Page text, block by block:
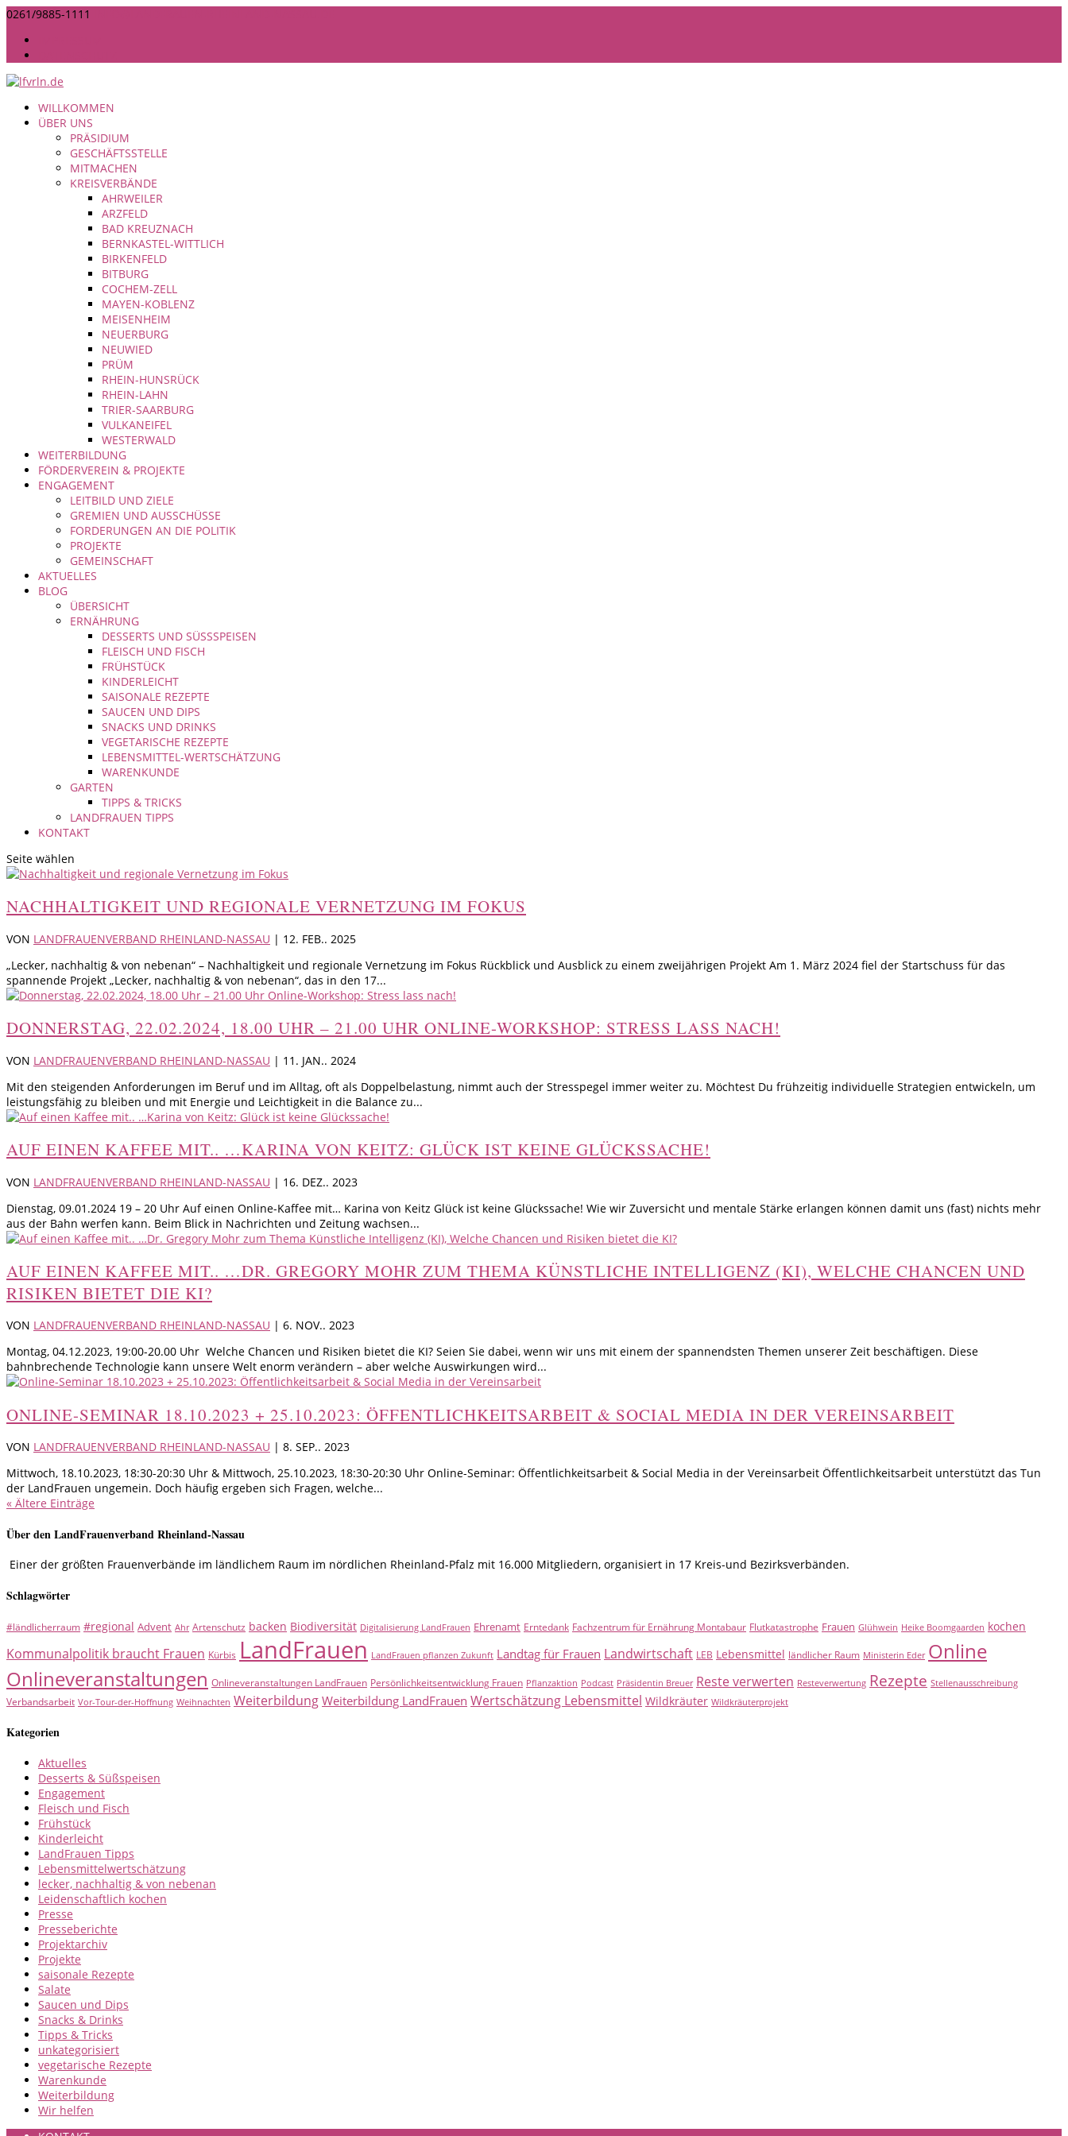
0261/9885-1111
WILLKOMMEN
ÜBER UNS
PRÄSIDIUM
GESCHÄFTSSTELLE
MITMACHEN
KREISVERBÄNDE
AHRWEILER
ARZFELD
BAD KREUZNACH
BERNKASTEL-WITTLICH
BIRKENFELD
BITBURG
COCHEM-ZELL
MAYEN-KOBLENZ
MEISENHEIM
NEUERBURG
NEUWIED
PRÜM
RHEIN-HUNSRÜCK
RHEIN-LAHN
TRIER-SAARBURG
VULKANEIFEL
WESTERWALD
WEITERBILDUNG
FÖRDERVEREIN & PROJEKTE
ENGAGEMENT
LEITBILD UND ZIELE
GREMIEN UND AUSSCHÜSSE
FORDERUNGEN AN DIE POLITIK
PROJEKTE
GEMEINSCHAFT
AKTUELLES
BLOG
ÜBERSICHT
ERNÄHRUNG
DESSERTS UND SÜSSSPEISEN
FLEISCH UND FISCH
FRÜHSTÜCK
KINDERLEICHT
SAISONALE REZEPTE
SAUCEN UND DIPS
SNACKS UND DRINKS
VEGETARISCHE REZEPTE
LEBENSMITTEL-WERTSCHÄTZUNG
WARENKUNDE
GARTEN
TIPPS & TRICKS
LANDFRAUEN TIPPS
KONTAKT
Seite wählen
NACHHALTIGKEIT UND REGIONALE VERNETZUNG IM FOKUS
VON LANDFRAUENVERBAND RHEINLAND-NASSAU | 12. FEB.. 2025
„Lecker, nachhaltig & von nebenan“ – Nachhaltigkeit und regionale Vernetzung im Fokus Rückblick und Ausblick zu einem zweijährigen Projekt Am 1. März 2024 fiel der Startschuss für das
spannende Projekt „Lecker, nachhaltig & von nebenan“, das in den 17...
DONNERSTAG, 22.02.2024, 18.00 UHR – 21.00 UHR ONLINE-WORKSHOP: STRESS LASS NACH!
VON LANDFRAUENVERBAND RHEINLAND-NASSAU | 11. JAN.. 2024
Mit den steigenden Anforderungen im Beruf und im Alltag, oft als Doppelbelastung, nimmt auch der Stresspegel immer weiter zu. Möchtest Du frühzeitig individuelle Strategien entwickeln, um
leistungsfähig zu bleiben und mit Energie und Leichtigkeit in die Balance zu...
AUF EINEN KAFFEE MIT.. …KARINA VON KEITZ: GLÜCK IST KEINE GLÜCKSSACHE!
VON LANDFRAUENVERBAND RHEINLAND-NASSAU | 16. DEZ.. 2023
Dienstag, 09.01.2024 19 – 20 Uhr Auf einen Online-Kaffee mit… Karina von Keitz Glück ist keine Glückssache! Wie wir Zuversicht und mentale Stärke erlangen können damit uns (fast) nichts mehr
aus der Bahn werfen kann. Beim Blick in Nachrichten und Zeitung wachsen...
AUF EINEN KAFFEE MIT.. …DR. GREGORY MOHR ZUM THEMA KÜNSTLICHE INTELLIGENZ (KI), WELCHE CHANCEN UND
RISIKEN BIETET DIE KI?
VON LANDFRAUENVERBAND RHEINLAND-NASSAU | 6. NOV.. 2023
Montag, 04.12.2023, 19:00-20.00 Uhr Welche Chancen und Risiken bietet die KI? Seien Sie dabei, wenn wir uns mit einem der spannendsten Themen unserer Zeit beschäftigen. Diese
bahnbrechende Technologie kann unsere Welt enorm verändern – aber welche Auswirkungen wird...
ONLINE-SEMINAR 18.10.2023 + 25.10.2023: ÖFFENTLICHKEITSARBEIT & SOCIAL MEDIA IN DER VEREINSARBEIT
VON LANDFRAUENVERBAND RHEINLAND-NASSAU | 8. SEP.. 2023
Mittwoch, 18.10.2023, 18:30-20:30 Uhr & Mittwoch, 25.10.2023, 18:30-20:30 Uhr Online-Seminar: Öffentlichkeitsarbeit & Social Media in der Vereinsarbeit Öffentlichkeitsarbeit unterstützt das Tun
der LandFrauen ungemein. Doch häufig ergeben sich Fragen, welche...
« Ältere Einträge
Über den LandFrauenverband Rheinland-Nassau
Einer der größten Frauenverbände im ländlichem Raum im nördlichen Rheinland-Pfalz mit 16.000 Mitgliedern, organisiert in 17 Kreis-und Bezirksverbänden.
Schlagwörter
#ländlicherraum #regional Advent Ahr Artenschutz backen Biodiversität Digitalisierung LandFrauen Ehrenamt Erntedank Fachzentrum für Ernährung Montabaur Flutkatastrophe Frauen Glühwein Heike Boomgaarden kochen
Kommunalpolitik braucht Frauen Kürbis LandFrauen LandFrauen pflanzen Zukunft Landtag für Frauen Landwirtschaft LEB Lebensmittel ländlicher Raum Ministerin Eder Online
Onlineveranstaltungen Onlineveranstaltungen LandFrauen Persönlichkeitsentwicklung Frauen Pflanzaktion Podcast Präsidentin Breuer Reste verwerten Resteverwertung Rezepte Stellenausschreibung
Verbandsarbeit Vor-Tour-der-Hoffnung Weihnachten Weiterbildung Weiterbildung LandFrauen Wertschätzung Lebensmittel Wildkräuter Wildkräuterprojekt
Kategorien
Aktuelles
Desserts & Süßspeisen
Engagement
Fleisch und Fisch
Frühstück
Kinderleicht
LandFrauen Tipps
Lebensmittelwertschätzung
lecker, nachhaltig & von nebenan
Leidenschaftlich kochen
Presse
Presseberichte
Projektarchiv
Projekte
saisonale Rezepte
Salate
Saucen und Dips
Snacks & Drinks
Tipps & Tricks
unkategorisiert
vegetarische Rezepte
Warenkunde
Weiterbildung
Wir helfen